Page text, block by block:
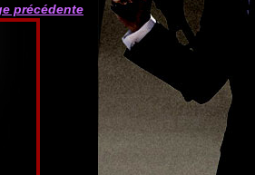
précédente